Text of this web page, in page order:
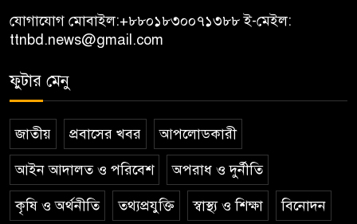
যোগাযোগ মোবাইল:+৮৮০১৮৩০০৭১৩৮৮ই-মেইল:
ttnbd.news@gmail.com
ফুটার মেনু
জাতীয় প্রবাসের খবর আপলোডকারী
আইন আদালত ও পরিবেশ অপরাধ ও দুর্নীতি
কৃষি ও অর্থনীতি তথ্যপ্রযুক্তি স্বাস্থ্য ও শিক্ষা বিনোদন